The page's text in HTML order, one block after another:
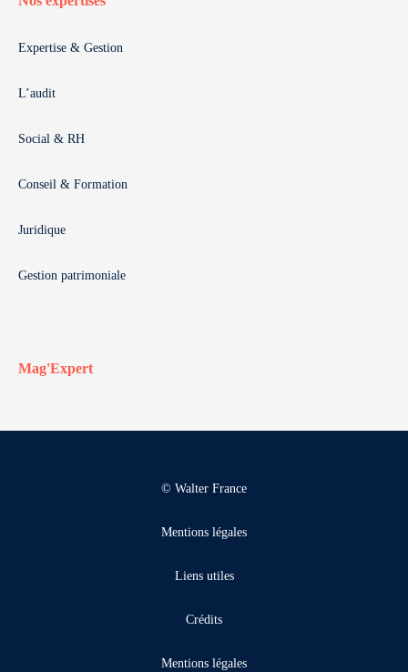
Expertise & Gestion
L’audit
Social & RH
Conseil & Formation
Juridique
Gestion patrimoniale
Mag'Expert
© Walter France
Mentions légales
Liens utiles
Crédits
Mentions légales